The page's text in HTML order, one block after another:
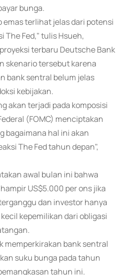
bunga.
emas terlihat jelas dari potensi
The Fed," tulis Hsueh,
terbaru Deutsche Bank
skenario tersebut karena
bank sentral belum jelas
kebijakan.
akan terjadi pada komposisi
(FOMC) menciptakan
bagaimana hal ini akan
The Fed tahun depan",
awal bulan ini bahwa
US$5.000 per ons jika
dan investor hanya
kepemilikan dari obligasi
memperkirakan bank sentral
suku bunga pada tahun
tahun ini.